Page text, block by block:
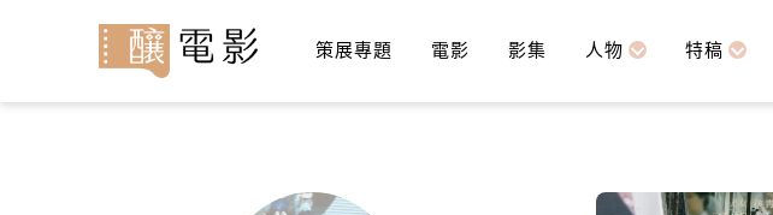
策展專題 電影 影集 人物 特稿